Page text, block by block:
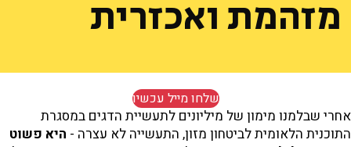
מזהמת ואכזרית
שלחו מייל עכשיו
אחרי שבלמנו מימון של מיליונים לתעשיית הדגים במסגרת
התוכנית הלאומית לביטחון מזון, התעשייה לא עצרה - היא פשוט